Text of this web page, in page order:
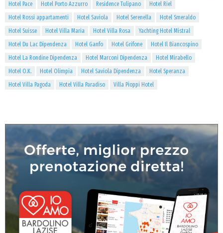
Hotel Pace
Hotel Porto Azzurro Residence Tulipano
Hotel Riel
Hotel Rossi appartamenti
Hotel Saviola Hotel Serenella
Hotel Smeraldo
Hotel Suisse
Hotel Villa Maria Hotel Villa Rosa
Yachting Hotel Mistral
Hotel Du Lac Dipendenza
Hotel Ganfo Hotel Grifone
Hotel Il Biancospino
Hotel La Rondine Dipendenza
Hotel Marconi Dipendenza
Hotel Mirabello
Hotel O.K.
Hotel Olimpia Hotel Saviola Dipendenza
Hotel Speranza
Hotel Villa Pagoda
Hotel Villa Paradiso Villa Pioppi Hotel